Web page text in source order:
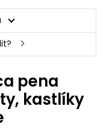
pena
kastlíky